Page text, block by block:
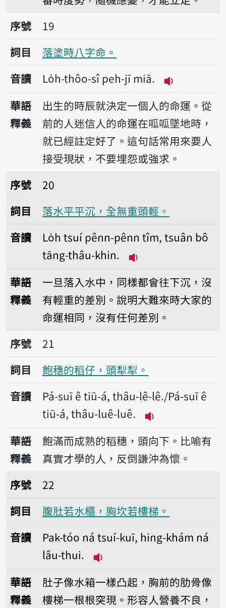
序號19落塗時八字命。
序號
19
詞目
落塗時八字命。
音讀
Lo̍h-thôo-sî peh-jī miā.
播放音讀
華語
釋義
出生的時辰就決定一個人的命運。從
前的人迷信人的命運在呱呱墜地時，
就已經註定好了。這句話常用來要人
接受現狀，不要埋怨或強求。
序號20落水平平沉，全無重頭輕。
序號
20
詞目
落水平平沉，全無重頭輕。
音讀
Lo̍h tsuí pênn-pênn tîm, tsuân bô
tāng-thâu-khin.
華語
釋義
一旦落入水中，同樣都會往下沉，沒
有輕重的差別。說明大難來時大家的
命運相同，沒有任何差別。
序號21飽穗的稻仔，頭犁犁。
序號
21
詞目
飽穗的稻仔，頭犁犁。
音讀
Pá-suī ê tiū-á, thâu-lê-lê./Pá-suī ê
tiū-á, thâu-luê-luê.
播放音讀Pá-
華語
釋義
飽滿而成熟的稻穗，頭向下。比喻有
真實才學的人，反倒謙沖為懷。
序號22腹肚若水櫃，胸坎若樓梯。
序號
22
詞目
腹肚若水櫃，胸坎若樓梯。
音讀
Pak-tóo ná tsuí-kuī, hing-khám ná
lâu-thui.
華語
釋義
肚子像水箱一樣凸起，胸前的肋骨像
樓梯一根根突現。形容人營養不良，